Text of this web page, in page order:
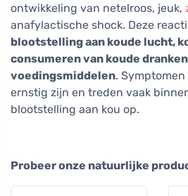
ontwikkeling van netelroos, jeuk,
anafylactische shock. Deze
blootstelling aan koude lucht,
consumeren van koude
voedingsmiddelen.
ernstig zijn en treden vaak
blootstelling aan kou op.
Probeer onze natuurlijke